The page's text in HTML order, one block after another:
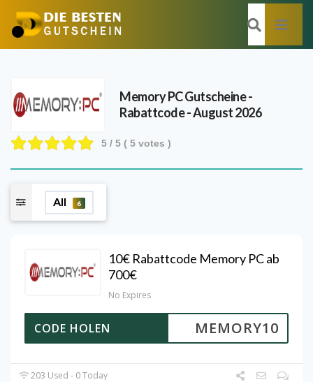
Memory PCGutscheine -
Rabattcode - August 2026
5 / 5 ( 5 votes )
All 6
10€ Rabattcode Memory PC ab
700€
No Expires
MEMORY10
CODE HOLEN
203 Used - 0 Today